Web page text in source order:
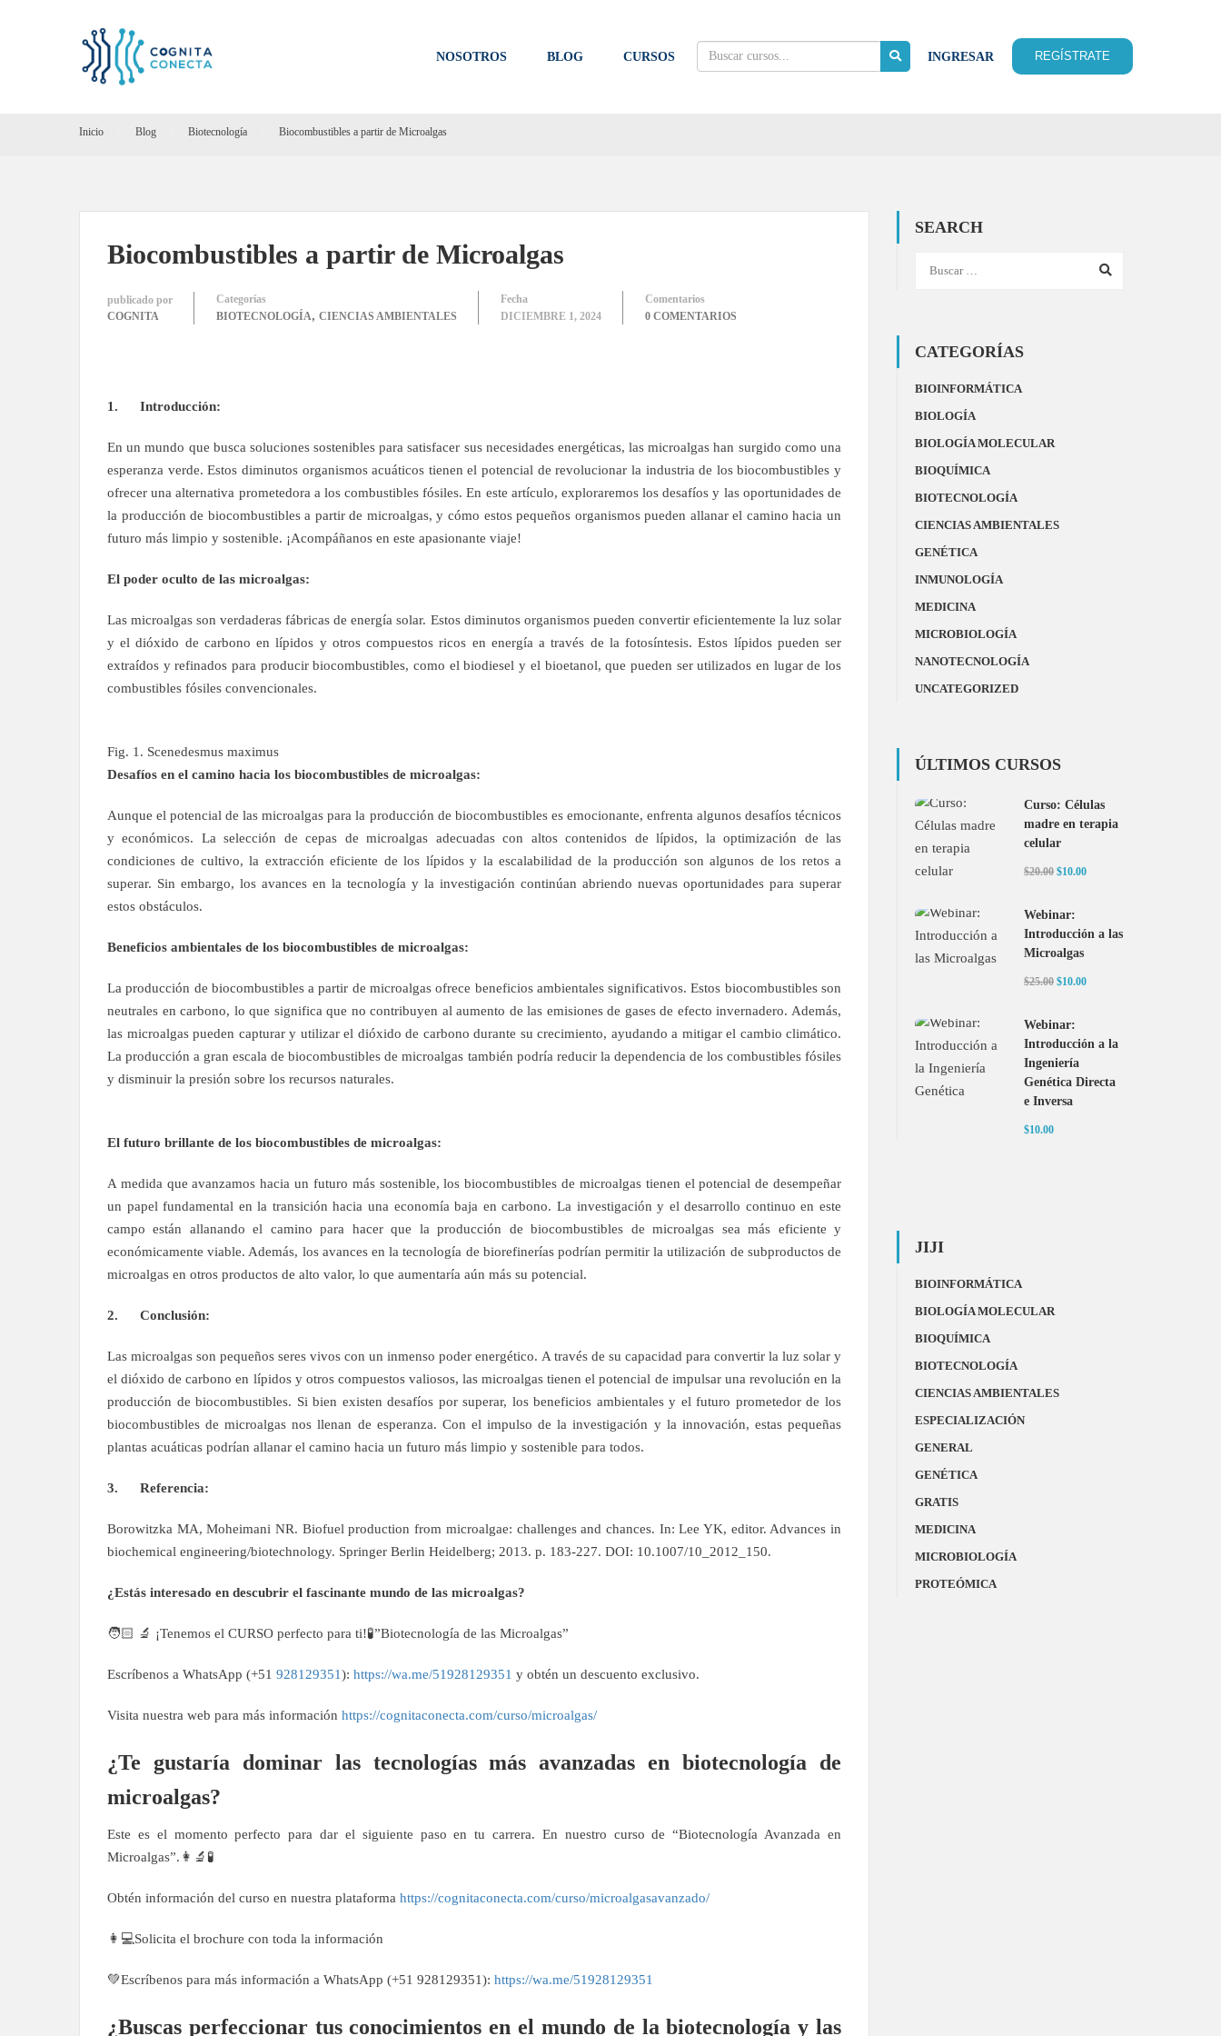
NOSOTROS BLOG CURSOS INGRESAR REGÍSTRATE
Inicio Blog Biotecnología Biocombustibles a partir de Microalgas
Biocombustibles a partir de Microalgas
publicado por
COGNITA
Categorías
BIOTECNOLOGÍA, CIENCIAS AMBIENTALES
Fecha
DICIEMBRE 1, 2024
Comentarios
0 COMENTARIOS
1. Introducción:
En un mundo que busca soluciones sostenibles para satisfacer sus necesidades energéticas, las microalgas han surgido como una
esperanza verde. Estos diminutos organismos acuáticos tienen el potencial de revolucionar la industria de los biocombustibles y
ofrecer una alternativa prometedora a los combustibles fósiles. En este artículo, exploraremos los desafíos y las oportunidades de
la producción de biocombustibles a partir de microalgas, y cómo estos pequeños organismos pueden allanar el camino hacia un
futuro más limpio y sostenible. ¡Acompáñanos en este apasionante viaje!
El poder oculto de las microalgas:
Las microalgas son verdaderas fábricas de energía solar. Estos diminutos organismos pueden convertir eficientemente la luz solar
y el dióxido de carbono en lípidos y otros compuestos ricos en energía a través de la fotosíntesis. Estos lípidos pueden ser
extraídos y refinados para producir biocombustibles, como el biodiesel y el bioetanol, que pueden ser utilizados en lugar de los
combustibles fósiles convencionales.
Fig. 1. Scenedesmus maximus
Desafíos en el camino hacia los biocombustibles de microalgas:
Aunque el potencial de las microalgas para la producción de biocombustibles es emocionante, enfrenta algunos desafíos técnicos
y económicos. La selección de cepas de microalgas adecuadas con altos contenidos de lípidos, la optimización de las
condiciones de cultivo, la extracción eficiente de los lípidos y la escalabilidad de la producción son algunos de los retos a
superar. Sin embargo, los avances en la tecnología y la investigación continúan abriendo nuevas oportunidades para superar
estos obstáculos.
Beneficios ambientales de los biocombustibles de microalgas:
La producción de biocombustibles a partir de microalgas ofrece beneficios ambientales significativos. Estos biocombustibles son
neutrales en carbono, lo que significa que no contribuyen al aumento de las emisiones de gases de efecto invernadero. Además,
las microalgas pueden capturar y utilizar el dióxido de carbono durante su crecimiento, ayudando a mitigar el cambio climático.
La producción a gran escala de biocombustibles de microalgas también podría reducir la dependencia de los combustibles fósiles
y disminuir la presión sobre los recursos naturales.
El futuro brillante de los biocombustibles de microalgas:
A medida que avanzamos hacia un futuro más sostenible, los biocombustibles de microalgas tienen el potencial de desempeñar
un papel fundamental en la transición hacia una economía baja en carbono. La investigación y el desarrollo continuo en este
campo están allanando el camino para hacer que la producción de biocombustibles de microalgas sea más eficiente y
económicamente viable. Además, los avances en la tecnología de biorefinerías podrían permitir la utilización de subproductos de
microalgas en otros productos de alto valor, lo que aumentaría aún más su potencial.
2. Conclusión:
Las microalgas son pequeños seres vivos con un inmenso poder energético. A través de su capacidad para convertir la luz solar y
el dióxido de carbono en lípidos y otros compuestos valiosos, las microalgas tienen el potencial de impulsar una revolución en la
producción de biocombustibles. Si bien existen desafíos por superar, los beneficios ambientales y el futuro prometedor de los
biocombustibles de microalgas nos llenan de esperanza. Con el impulso de la investigación y la innovación, estas pequeñas
plantas acuáticas podrían allanar el camino hacia un futuro más limpio y sostenible para todos.
3. Referencia:
Borowitzka MA, Moheimani NR. Biofuel production from microalgae: challenges and chances. In: Lee YK, editor. Advances in
biochemical engineering/biotechnology. Springer Berlin Heidelberg; 2013. p. 183-227. DOI: 10.1007/10_2012_150.
¿Estás interesado en descubrir el fascinante mundo de las microalgas?
🧑🏻 🔬 ¡Tenemos el CURSO perfecto para ti!🧪”Biotecnología de las Microalgas”
Escríbenos a WhatsApp (+51 928129351): https://wa.me/51928129351 y obtén un descuento exclusivo.
Visita nuestra web para más información https://cognitaconecta.com/curso/microalgas/
¿Te gustaría dominar las tecnologías más avanzadas en biotecnología de
microalgas?
Este es el momento perfecto para dar el siguiente paso en tu carrera. En nuestro curso de “Biotecnología Avanzada en
Microalgas”.👩🔬🧪
Obtén información del curso en nuestra plataforma https://cognitaconecta.com/curso/microalgasavanzado/
👩💻Solicita el brochure con toda la información
💚Escríbenos para más información a WhatsApp (+51 928129351): https://wa.me/51928129351
¿Buscas perfeccionar tus conocimientos en el mundo de la biotecnología y las
SEARCH
CATEGORÍAS
BIOINFORMÁTICA
BIOLOGÍA
BIOLOGÍA MOLECULAR
BIOQUÍMICA
BIOTECNOLOGÍA
CIENCIAS AMBIENTALES
GENÉTICA
INMUNOLOGÍA
MEDICINA
MICROBIOLOGÍA
NANOTECNOLOGÍA
UNCATEGORIZED
ÚLTIMOS CURSOS
Curso: Células
madre en terapia
celular
$20.00 $10.00
Webinar:
Introducción a las
Microalgas
$25.00 $10.00
Webinar:
Introducción a la
Ingeniería
Genética Directa
e Inversa
$10.00
JIJI
BIOINFORMÁTICA
BIOLOGÍA MOLECULAR
BIOQUÍMICA
BIOTECNOLOGÍA
CIENCIAS AMBIENTALES
ESPECIALIZACIÓN
GENERAL
GENÉTICA
GRATIS
MEDICINA
MICROBIOLOGÍA
PROTEÓMICA